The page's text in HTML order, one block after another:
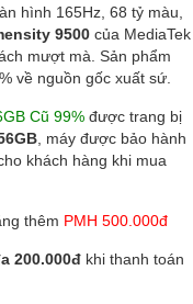
hình 165Hz, 68 tỷ màu,
9500 của MediaTek
mượt mà. Sản phẩm
về nguồn gốc xuất sứ.
Cũ 99% được trang bị
, máy được bảo hành
khách hàng khi mua
thêm PMH 500.000đ
200.000đ khi thanh toán